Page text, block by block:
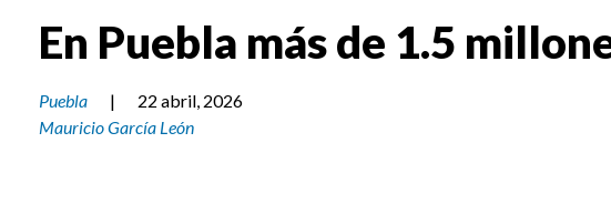
En Puebla más de 1.5
Puebla |
22 abril, 2026
Mauricio García León